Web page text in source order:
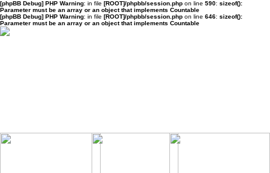
[phpBB Debug] PHP Warning: in file [ROOT]/phpbb/session.php on line 590: sizeof():
Parameter must be an array or an object that implements Countable
[phpBB Debug] PHP Warning: in file [ROOT]/phpbb/session.php on line 646: sizeof():
Parameter must be an array or an object that implements Countable